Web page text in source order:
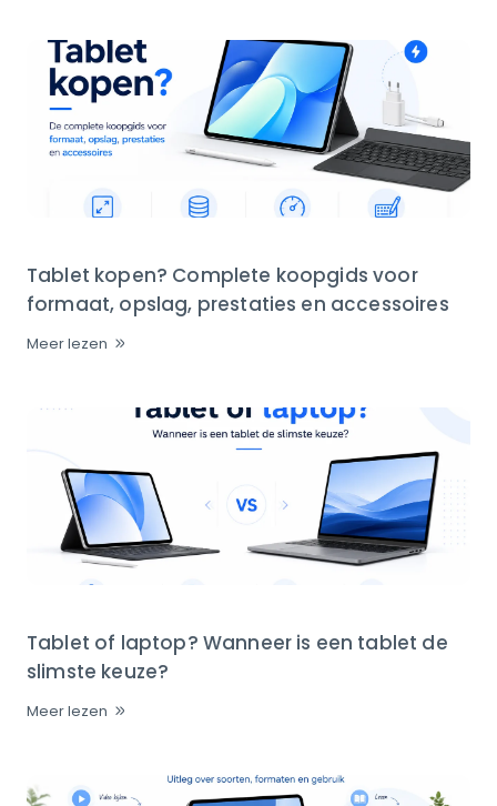
Tablet kopen? Complete koopgids voor
formaat, opslag, prestaties en accessoires
Meer lezen
Tablet of laptop? Wanneer is een tablet de
slimste keuze?
Meer lezen